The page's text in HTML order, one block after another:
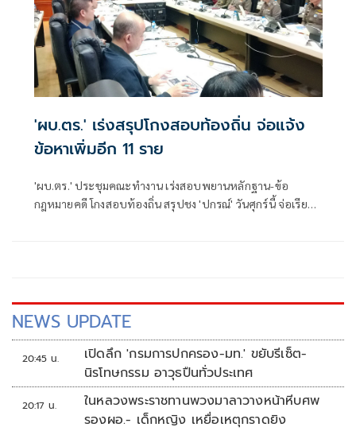
'ผบ.ตร.' เร่งสรุปโกงสอบท้องถิ่น จ่อแจ้ง
ข้อหาเพิ่มอีก 11 ราย
'ผบ.ตร.' ประชุมคณะทำงาน เร่งสอบพยานหลักฐาน-ข้อ
กฎหมายคดี โกงสอบท้องถิ่น สรุปชง 'ปกรณ์' วันศุกร์นี้ จ่อเรียกผู้
NEWS UPDATE
20:45 น.
เปิดลึก 'กรมการปกครอง-มท.' ขยับรีเซ็ต-
นิรโทษกรรม อาวุธปืนทั่วประเทศ
20:17 น.
ในหลวงพระราชทานพวงมาลาวางหน้าหีบศพ
รองผอ.- เด็กหญิง เหยื่อเหตุกราดยิง